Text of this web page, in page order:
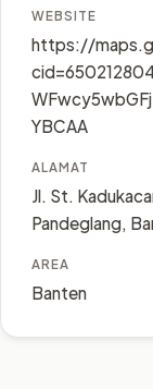
WEBSITE
https://
YBCAA
ALAMAT
Jl. St.
Pandeglang,
AREA
Banten